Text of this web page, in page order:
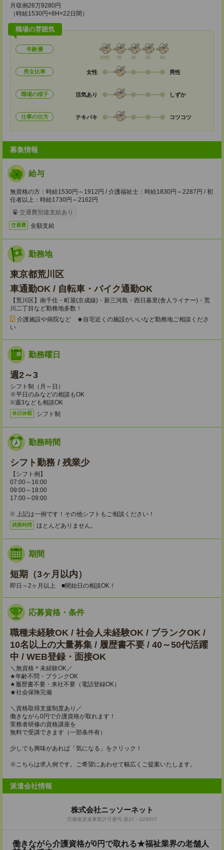
月収例26万9280円
（時給1530円×8H×22日間）
職場の雰囲気
年齢層
20代 30 40 50 60
男女比率 女性 男性
職場の様子 活気あり しずか
仕事の仕方 テキパキ コツコツ
募集情報
給与
無資格の方：時給1530円～1912円 / 介護福祉士：時給1830円～2287円 / 初
任者以上：時給1730円～2162円
交通費別途支給あり
交通費 全額支給
勤務地
東京都荒川区
車通勤OK / 自転車・バイク通勤OK
【荒川区】南千住・町屋(京成線)・新三河島・西日暮里(舎人ライナー)・荒
川二丁目など勤務地多数！
介護施設や病院など ★自宅近くの施設がいいなど勤務地ご相談くださ
い
勤務曜日
週2～3
シフト制（月～日）
※平日のみなどの相談もOK
※週3なども相談OK
休日休暇 シフト制
勤務時間
シフト勤務 / 残業少
【シフト例】
07:00～16:00
09:00～18:00
17:00～09:00
※ 上記は一例です！その他シフトもご相談ください！
残業時間 ほとんどありません。
期間
短期（3ヶ月以内）
即日～2ヶ月以上 ■開始日の相談OK！
応募資格・条件
職種未経験OK / 社会人未経験OK / ブランクOK /
10名以上の大量募集 / 履歴書不要 / 40～50代活躍
中 / WEB登録・面接OK
＼無資格＊未経験OK／
★年齢不問・ブランクOK
★履歴書不要・来社不要（電話登録OK）
★社会保険完備
＼資格取得支援制度あり／
働きながら0円で介護資格が取れます！
実務者研修の資格講座を
無料で受講できます（一部条件有）
少しでも興味があれば「気になる」をクリック！
※こちらは求人例です。ご希望にあわせて幅広くご提案いたします。
派遣会社情報
株式会社ニッソーネット
労働者派遣事業許可番号:派27－029007
働きながら介護資格が0円で取れる★福祉業界の老舗人